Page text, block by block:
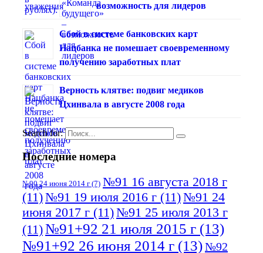
возможность для лидеров
Сбой в системе банковских карт
Нацбанка не помешает своевременному
получению заработных плат
Верность клятве: подвиг медиков
Цхинвала в августе 2008 года
Search for:
Последние номера
№90 24 июня 2014 г (7) №91 16 августа 2018 г
(11)№91 19 июля 2016 г (11)№91 24
июня 2017 г (11)№91 25 июля 2013 г
(11)№91+92 21 июля 2015 г (13)
№91+92 26 июня 2014 г (13)№92